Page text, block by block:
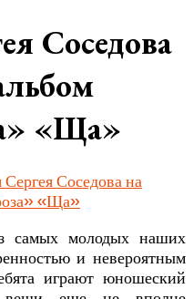
Соседова
«Ща»
Сергея Соседова на
«Ща»
самых молодых наших
и невероятным
играют юношеский